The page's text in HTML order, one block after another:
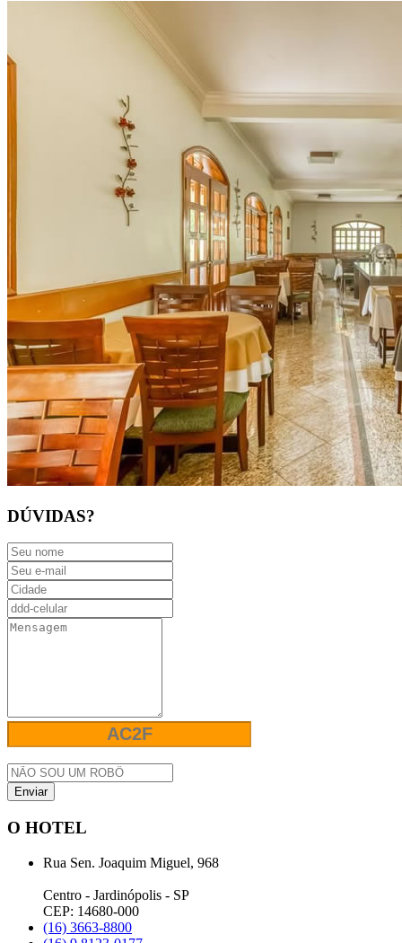
DÚVIDAS?
Enviar
O HOTEL
Rua Sen. Joaquim Miguel, 968
Centro - Jardinópolis - SP
CEP: 14680-000
(16) 3663-8800